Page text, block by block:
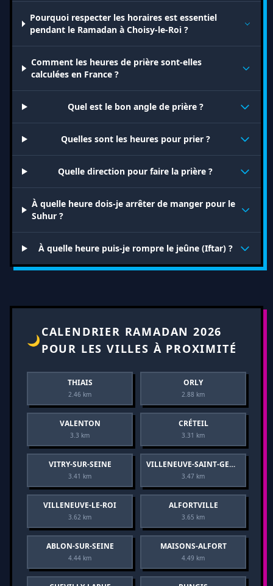
Pourquoi respecter les horaires est essentiel
pendant le Ramadan à Choisy-le-Roi ?
Comment les heures de prière sont-elles
calculées en France ?
Quel est le bon angle de prière ?
Quelles sont les heures pour prier ?
Quelle direction pour faire la prière ?
À quelle heure dois-je arrêter de manger pour le
Suhur ?
À quelle heure puis-je rompre le jeûne (Iftar) ?
🌙
CALENDRIER RAMADAN 2026
POUR LES VILLES À PROXIMITÉ
THIAIS
2.46 km
ORLY
2.88 km
VALENTON
3.3 km
CRÉTEIL
3.31 km
VITRY-SUR-SEINE
3.41 km
VILLENEUVE-SAINT-GEORGES
3.47 km
VILLENEUVE-LE-ROI
3.62 km
ALFORTVILLE
3.65 km
ABLON-SUR-SEINE
4.44 km
MAISONS-ALFORT
4.49 km